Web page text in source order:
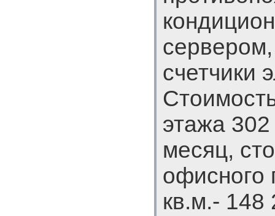
счетчики
этажа
месяц,
офисного
кв.м.- 148